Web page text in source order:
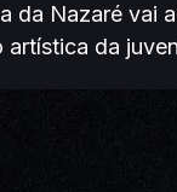
da Nazaré
da